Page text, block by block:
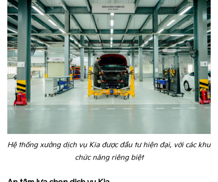
Hệ thống xưởng dịch vụ Kia được đầu tư hiện đại, với các khu
chức năng riêng biệt